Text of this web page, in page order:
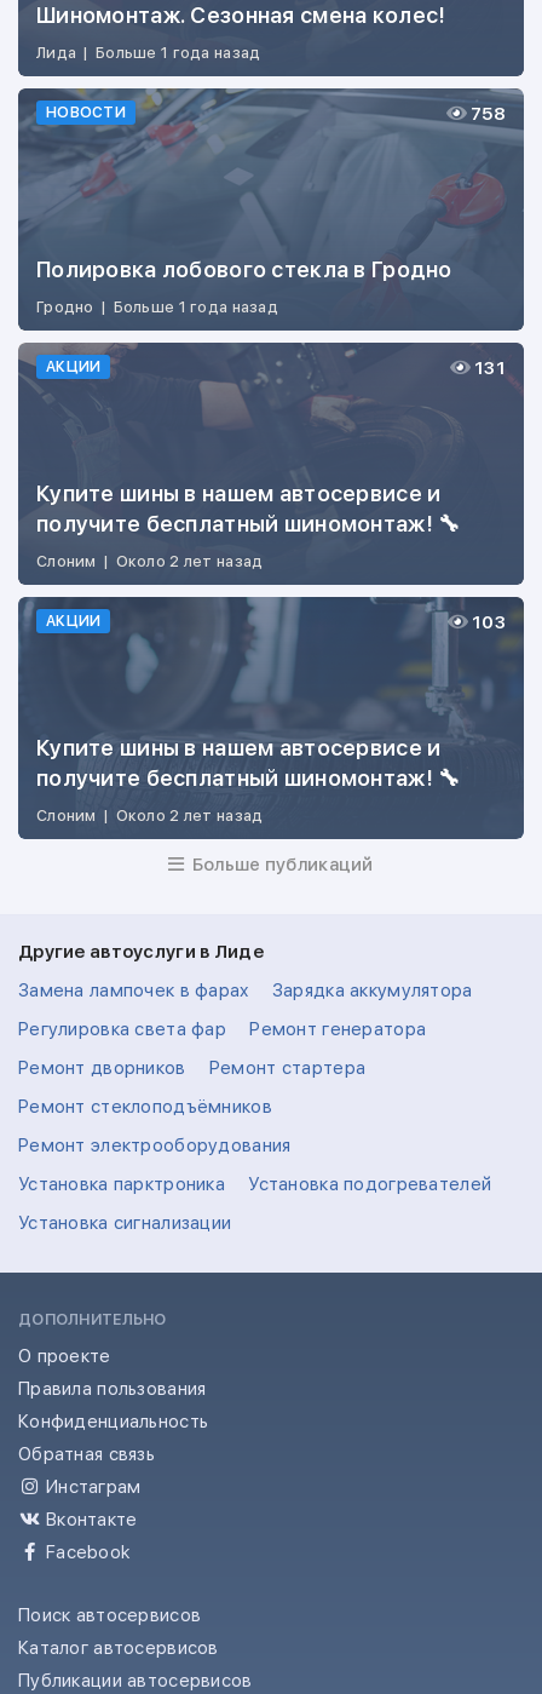
Шиномонтаж. Сезонная смена колес!
Лида | Больше 1 года назад
НОВОСТИ
Полировка лобового стекла в Гродно
Гродно | Больше 1 года назад
758
АКЦИИ
Купите шины в нашем автосервисе и
получите бесплатный шиномонтаж! 🔧
Слоним | Около 2 лет назад
131
АКЦИИ
Купите шины в нашем автосервисе и
получите бесплатный шиномонтаж! 🔧
Слоним | Около 2 лет назад
103
Больше публикаций
Другие автоуслуги в Лиде
Замена лампочек в фарах
Зарядка аккумулятора
Регулировка света фар
Ремонт генератора
Ремонт дворников
Ремонт стартера
Ремонт стеклоподъёмников
Ремонт электрооборудования
Установка парктроника
Установка подогревателей
Установка сигнализации
ДОПОЛНИТЕЛЬНО
О проекте
Правила пользования
Конфиденциальность
Обратная связь
Инстаграм
Вконтакте
Facebook
Поиск автосервисов
Каталог автосервисов
Публикации автосервисов